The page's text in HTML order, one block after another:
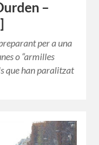
–
per a una
o “armilles
que han paralitzat